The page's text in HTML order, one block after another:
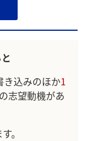
き込みのほか1
志望動機があ
。